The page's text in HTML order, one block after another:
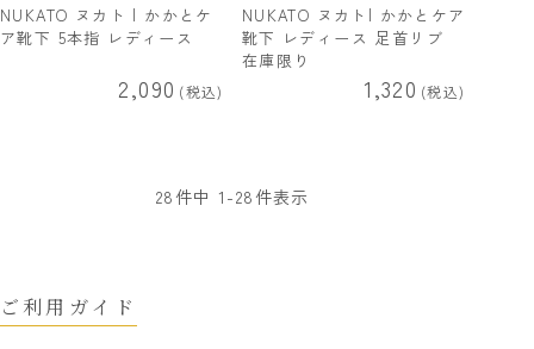
NUKATO ヌカト | かかとケ
ア靴下 5本指 レディース
2,090 税込
NUKATO ヌカト| かかとケア
靴下 レディース 足首リブ
在庫限り
1,320 税込
28 件中 1 -28 件表示
ご利用ガイド